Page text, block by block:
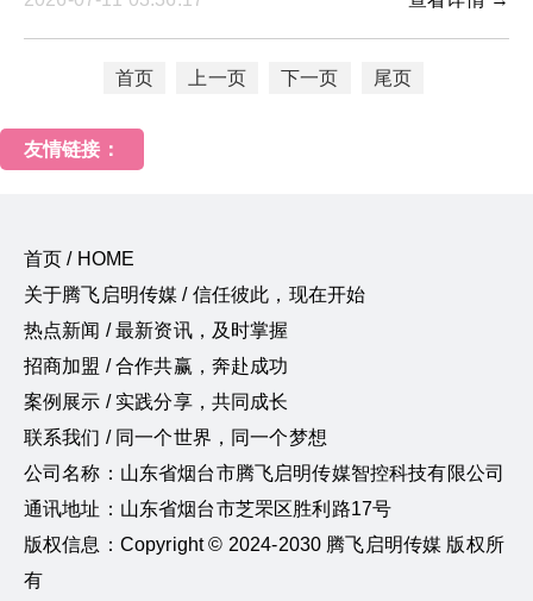
首页 上一页 下一页 尾页
友情链接：
首页 / HOME
关于腾飞启明传媒 / 信任彼此，现在开始
热点新闻 / 最新资讯，及时掌握
招商加盟 / 合作共赢，奔赴成功
案例展示 / 实践分享，共同成长
联系我们 / 同一个世界，同一个梦想
公司名称：山东省烟台市腾飞启明传媒智控科技有限公司
通讯地址：山东省烟台市芝罘区胜利路17号
版权信息：Copyright © 2024-2030 腾飞启明传媒 版权所
有